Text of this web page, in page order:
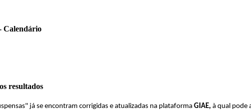
Calendário
resultados
já se encontram corrigidas e atualizadas na plataforma GIAE, à qual pode